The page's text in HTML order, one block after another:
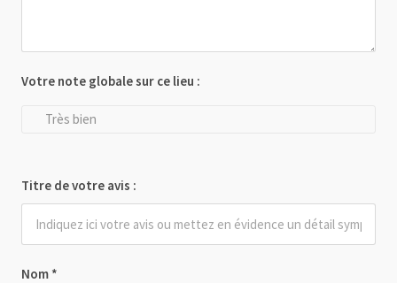
Nom *
Votre note globale sur ce lieu :
Très bien
Titre de votre avis :